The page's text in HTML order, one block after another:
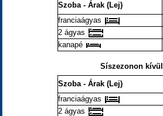
Szoba - Árak (Lej)
franciaágyas
2 ágyas
kanapé
Síszezonon kívül
Szoba - Árak (Lej)
franciaágyas
2 ágyas